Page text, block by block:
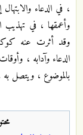
، في الدعاء
وأعمقها ، في تهذيب
وقد أثرت عنه
الدعاء وآدابه ،
بالموضوع ، ويتصل